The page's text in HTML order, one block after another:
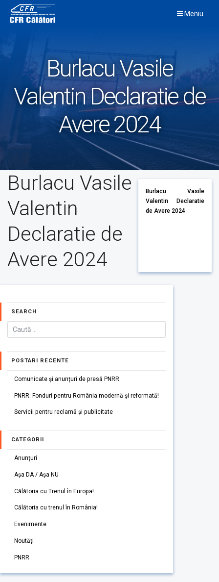
content
Meniu
Burlacu Vasile
Valentin Declaratie de
Avere 2024
Burlacu Vasile
Valentin
Declaratie de
Avere 2024
Burlacu Vasile
Valentin Declaratie
de Avere 2024
SEARCH
POSTARI RECENTE
Comunicate și anunțuri de presă PNRR
PNRR: Fonduri pentru România modernă și reformată!
Servicii pentru reclamă și publicitate
CATEGORII
Anunțuri
Așa DA / Așa NU
Călătoria cu Trenul în Europa!
Călătoria cu trenul în România!
Evenimente
Noutăți
PNRR